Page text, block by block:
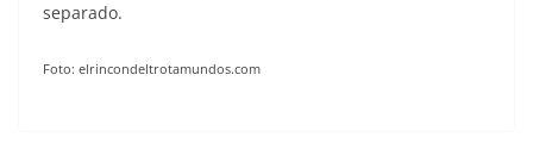
separado.
Foto: elrincondeltrotamundos.com